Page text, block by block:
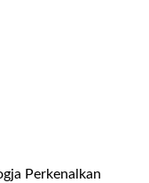
Perkenalkan